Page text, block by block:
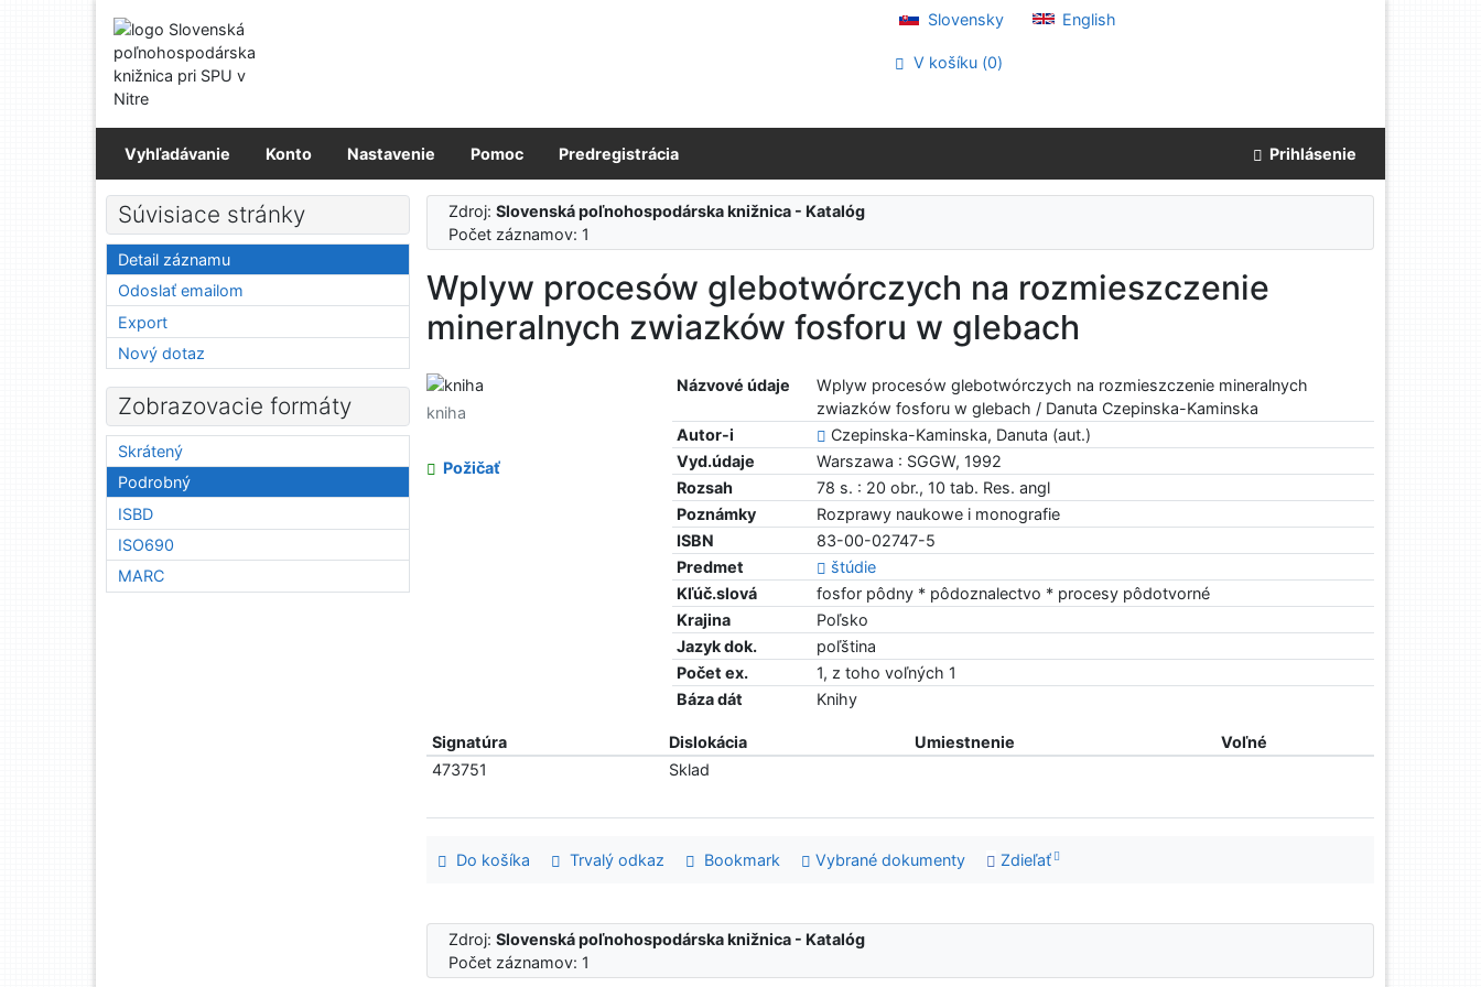
Prejsť na menu
Prehlásenie o webovej prístupnosti
Slovensky English
V košíku (0)
Vyhľadávanie Konto Nastavenie Pomoc Predregistrácia Prihlásenie
Zdroj:Slovenská poľnohospodárska knižnica - Katalóg
Počet záznamov: 1
Wplyw procesów glebotwórczych na rozmieszczenie
mineralnych zwiazków fosforu w glebach
Názvové údaje
Wplyw procesów glebotwórczych na rozmieszczenie mineralnych
zwiazków fosforu w glebach / Danuta Czepinska-Kaminska
Autor-i
Czepinska-Kaminska, Danuta (aut.)
Vyd.údaje
Warszawa : SGGW, 1992
Rozsah
78 s. : 20 obr., 10 tab. Res. angl
Poznámky
Rozprawy naukowe i monografie
ISBN
83-00-02747-5
Predmet
štúdie
Kľúč.slová
fosfor pôdny * pôdoznalectvo * procesy pôdotvorné
Krajina
Poľsko
Jazyk dok.
poľština
Počet ex.
1, z toho voľných 1
Báza dát
Knihy
kniha
Požičať
Signatúra Dislokácia Umiestnenie
Voľné
473751
Sklad
Do košíka Trvalý odkaz Bookmark Vybrané dokumenty Zdieľať
Zdroj:Slovenská poľnohospodárska knižnica - Katalóg
Počet záznamov: 1
Súvisiace stránky
Detail záznamu
Odoslať emailom
Export
Nový dotaz
Zobrazovacie formáty
Skrátený
Podrobný
ISBD
ISO690
MARC